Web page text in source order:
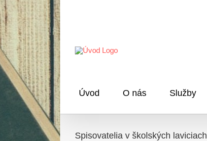
Skip
to
content
Úvod O nás Služby
Spisovatelia v školských laviciach